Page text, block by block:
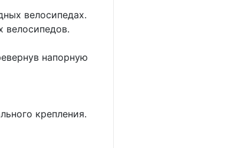
велосипедах.
велосипедов.
напорную
крепления.